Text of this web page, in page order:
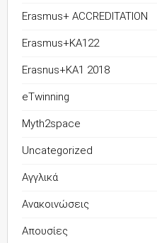
Erasmus+ ACCREDITATION
Erasmus+KA122
Erasnus+KA1 2018
eTwinning
Myth2space
Uncategorized
Αγγλικά
Ανακοινώσεις
Απουσίες